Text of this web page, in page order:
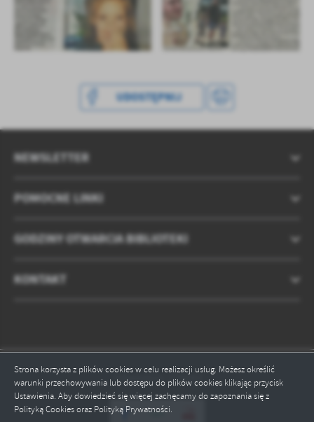
Strona korzysta z plików cookies w celu realizacji usług. Możesz określić
warunki przechowywania lub dostępu do plików cookies klikając przycisk
Ustawienia. Aby dowiedzieć się więcej zachęcamy do zapoznania się z
Polityką Cookies oraz Polityką Prywatności.
UDOSTĘPNIJ
POMOCNE LINKI
NEWSLETTER
GODZINY OTWARCIA BIBLIOTEKI
KONTAKT
Odwiedzin: 275043